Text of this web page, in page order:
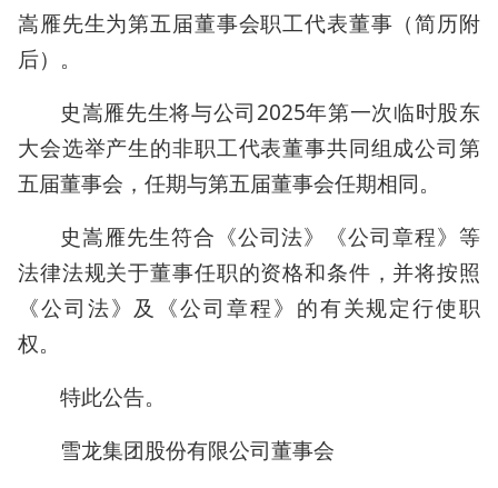
嵩雁先生为第五届董事会职工代表董事（简历附
后）。
史嵩雁先生将与公司2025年第一次临时股东
大会选举产生的非职工代表董事共同组成公司第
五届董事会，任期与第五届董事会任期相同。
史嵩雁先生符合《公司法》《公司章程》等
法律法规关于董事任职的资格和条件，并将按照
《公司法》及《公司章程》的有关规定行使职
权。
特此公告。
雪龙集团股份有限公司董事会